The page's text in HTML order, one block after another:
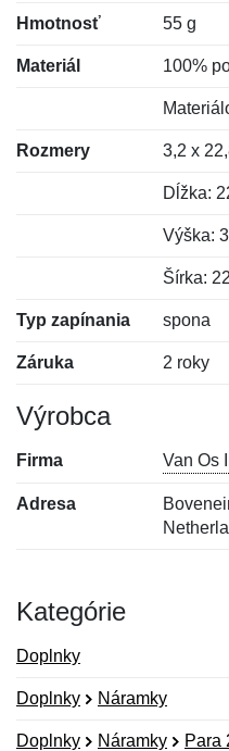
Hmotnosť 55 g
Materiál 100%
Rozmery 3,2 x
Dĺžka:
Výška:
Šírka:
Typ zapínania spona
Záruka 2 roky
Výrobca
Firma Van Os
Adresa
Kategórie
Doplnky
Doplnky Náramky
Doplnky Náramky Para